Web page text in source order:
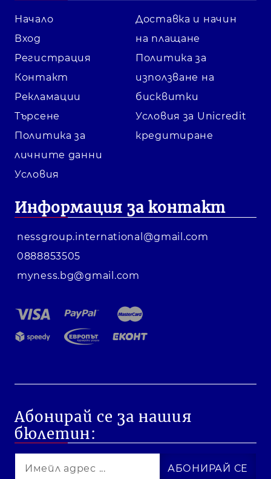
Начало
Вход
Регистрация
Контакт
Рекламации
Търсене
Политика за
личните данни
Условия
Доставка и начин
на плащане
Политика за
използване на
бисквитки
Условия за Unicredit
кредитиране
Информация за контакт
nessgroup.international@gmail.com
0888853505
myness.bg@gmail.com
Абонирай се за нашия
бюлетин: